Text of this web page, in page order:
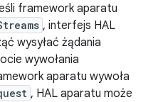
framework aparatu
, interfejs HAL
wysyłać żądania
wywołania
aparatu wywoła
, HAL aparatu może